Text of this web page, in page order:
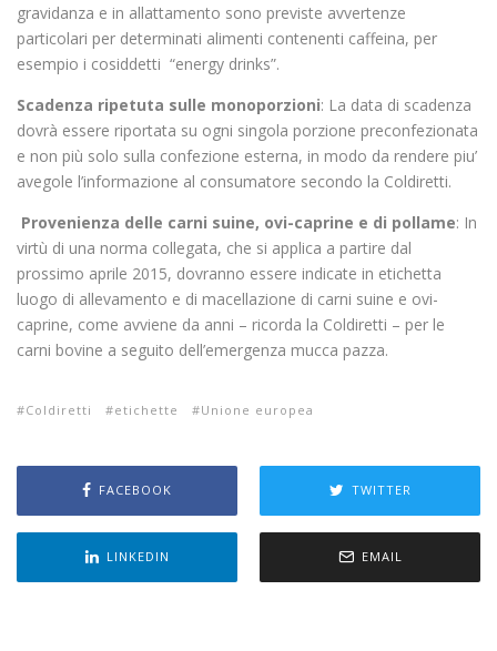
gravidanza e in allattamento sono previste avvertenze
particolari per determinati alimenti contenenti caffeina, per
esempio i cosiddetti “energy drinks”.
Scadenza ripetuta sulle monoporzioni: La data di scadenza
dovrà essere riportata su ogni singola porzione preconfezionata
e non più solo sulla confezione esterna, in modo da rendere piu’
avegole l’informazione al consumatore secondo la Coldiretti.
Provenienza delle carni suine, ovi-caprine e di pollame: In
virtù di una norma collegata, che si applica a partire dal
prossimo aprile 2015, dovranno essere indicate in etichetta
luogo di allevamento e di macellazione di carni suine e ovi-
caprine, come avviene da anni – ricorda la Coldiretti – per le
carni bovine a seguito dell’emergenza mucca pazza.
Coldiretti etichette Unione europea
FACEBOOK TWITTER
LINKEDIN EMAIL